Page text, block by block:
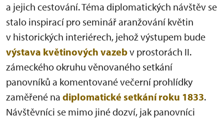
a jejich cestování. Téma diplomatických návštěv se
stalo inspirací pro seminář aranžování květin
v historických interiérech, jehož výstupem bude
výstava květinových vazebv prostorách II.
zámeckého okruhu věnovaného setkání
panovníků a komentované večerní prohlídky
zaměřené na diplomatické setkání roku 1833.
Návštěvníci se mimo jiné dozví, jak panovníci